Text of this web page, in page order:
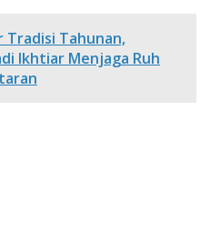
Tradisi Tahunan,
Ikhtiar Menjaga Ruh